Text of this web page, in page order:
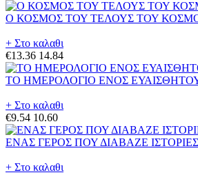
Ο ΚΟΣΜΟΣ ΤΟΥ ΤΕΛΟΥΣ ΤΟΥ
+ Στο καλαθι
€13.36 14.84
ΤΟ ΗΜΕΡΟΛΟΓΙΟ ΕΝΟΣ
+ Στο καλαθι
€9.54 10.60
ΕΝΑΣ ΓΕΡΟΣ ΠΟΥ ΔΙΑΒΑΖΕ
+ Στο καλαθι